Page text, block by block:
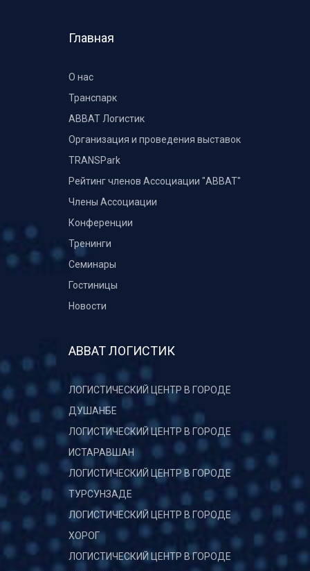
Главная
О нас
Транспарк
ABBAT Логистик
Организация и проведения выставок
TRANSPark
Рейтинг членов Ассоциации "АВВАТ"
Члены Ассоциации
Конференции
Тренинги
Семинары
Гостиницы
Новости
АВВАТ ЛОГИСТИК
ЛОГИСТИЧЕСКИЙ ЦЕНТР В ГОРОДЕ
ДУШАНБЕ
ЛОГИСТИЧЕСКИЙ ЦЕНТР В ГОРОДЕ
ИСТАРАВШАН
ЛОГИСТИЧЕСКИЙ ЦЕНТР В ГОРОДЕ
ТУРСУНЗАДЕ
ЛОГИСТИЧЕСКИЙ ЦЕНТР В ГОРОДЕ
ХОРОГ
ЛОГИСТИЧЕСКИЙ ЦЕНТР В ГОРОДЕ